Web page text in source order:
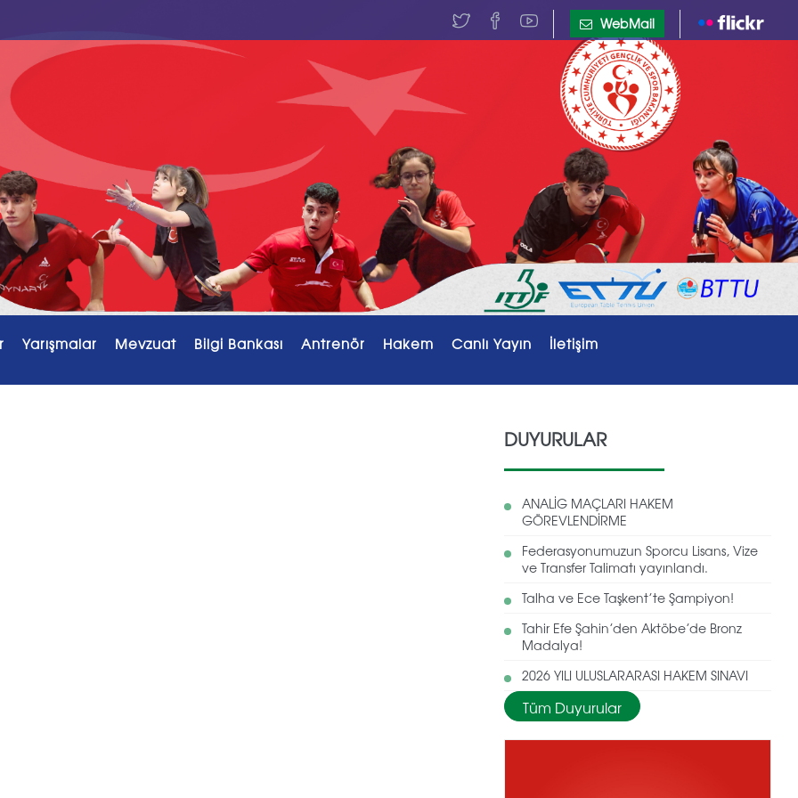
WebMail
Yarışmalar Mevzuat Bilgi Bankası Antrenör Hakem Canlı Yayın İletişim
DUYURULAR
ANALİG MAÇLARI HAKEM
GÖREVLENDİRME
Federasyonumuzun Sporcu Lisans, Vize
ve Transfer Talimatı yayınlandı.
Talha ve Ece Taşkent’te Şampiyon!
Tahir Efe Şahin’den Aktöbe’de Bronz
Madalya!
2026 YILI ULUSLARARASI HAKEM SINAVI
Tüm Duyurular